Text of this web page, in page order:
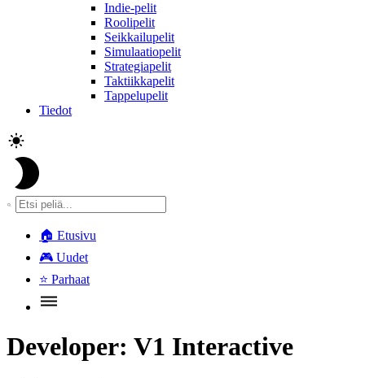
Indie-pelit
Roolipelit
Seikkailupelit
Simulaatiopelit
Strategiapelit
Taktiikkapelit
Tappelupelit
Tiedot
🏠 Etusivu
🎮 Uudet
⭐ Parhaat
Developer: V1 Interactive